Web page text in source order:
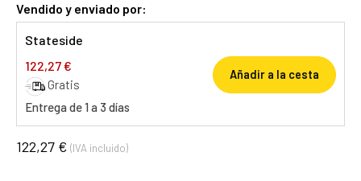
Vendido y enviado por:
Stateside
122,27 €
Gratis
Entrega de 1 a 3 días
Añadir a la cesta
122,27 € (IVA incluido)